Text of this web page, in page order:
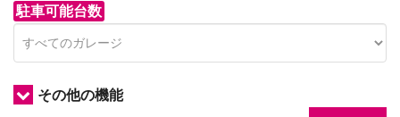
駐車可能台数
その他の機能